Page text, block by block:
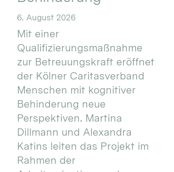
6. August 2026
Mit einer
Qualifizierungsmaßnahme
zur Betreuungskraft eröffnet
der Kölner Caritasverband
Menschen mit kognitiver
Behinderung neue
Perspektiven. Martina
Dillmann und Alexandra
Katins leiten das Projekt im
Rahmen der